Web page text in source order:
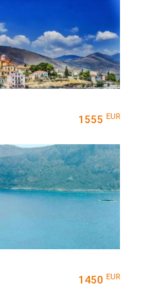
1555 EUR
1450 EUR